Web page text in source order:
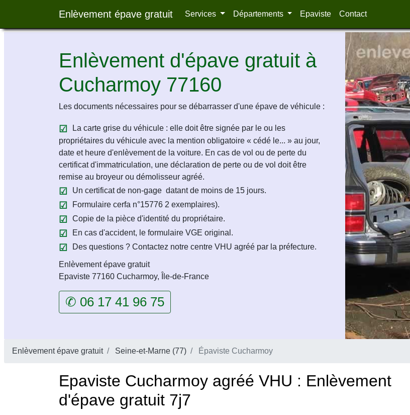
Enlèvement épave gratuit Services Départements Epaviste Contact
Enlèvement d'épave gratuit à
Cucharmoy 77160
Les documents nécessaires pour se débarrasser d'une épave de véhicule :
La carte grise du véhicule : elle doit être signée par le ou les
propriétaires du véhicule avec la mention obligatoire « cédé le... » au jour,
date et heure d'enlèvement de la voiture. En cas de vol ou de perte du
certificat d'immatriculation, une déclaration de perte ou de vol doit être
remise au broyeur ou démolisseur agréé.
Un certificat de non-gage datant de moins de 15 jours.
Formulaire cerfa n°15776 2 exemplaires).
Copie de la pièce d'identité du propriétaire.
En cas d'accident, le formulaire VGE original.
Des questions ? Contactez notre centre VHU agréé par la préfecture.
Enlèvement épave gratuit
Epaviste 77160 Cucharmoy, Île-de-France
✆ 06 17 41 96 75
Enlèvement épave gratuit Seine-et-Marne (77) Épaviste Cucharmoy
Epaviste Cucharmoy agréé VHU : Enlèvement
d'épave gratuit 7j7